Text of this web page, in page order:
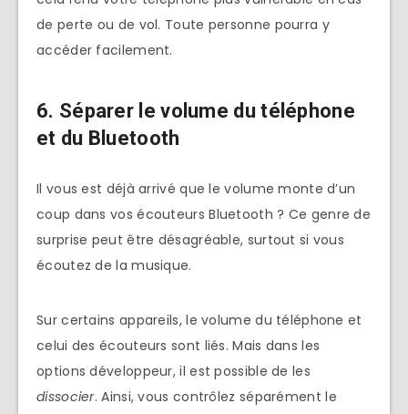
de perte ou de vol. Toute personne pourra y
accéder facilement.
6. Séparer le volume du téléphone
et du Bluetooth
Il vous est déjà arrivé que le volume monte d’un
coup dans vos écouteurs Bluetooth ? Ce genre de
surprise peut être désagréable, surtout si vous
écoutez de la musique.
Sur certains appareils, le volume du téléphone et
celui des écouteurs sont liés. Mais dans les
options développeur, il est possible de les
dissocier. Ainsi, vous contrôlez séparément le